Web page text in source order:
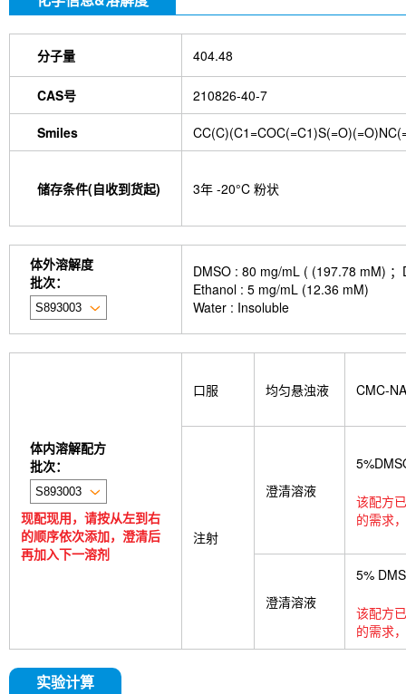
分子量 404.48
CAS号 210826-40-7
Smiles
储存条件(自收到货起) 3年 -20°C 粉状
体外溶解度
批次：
DMSO : 80 mg/mL ( (197.78 mM)
Ethanol : 5 mg/mL (12.36 mM)
Water : Insoluble
体内溶解配方
批次：
现配现用，请按从左到右
的顺序依次添加，澄清后
再加入下一溶剂
口服 均匀悬浊液 CMC-NA
注射
澄清溶液
该配方
的需求
澄清溶液
5%
该配方
的需求
实验计算